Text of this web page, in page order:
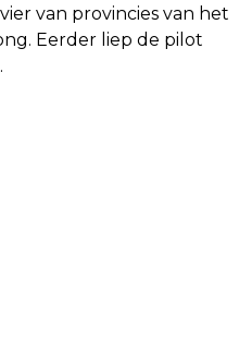
van provincies van het
Eerder liep de pilot